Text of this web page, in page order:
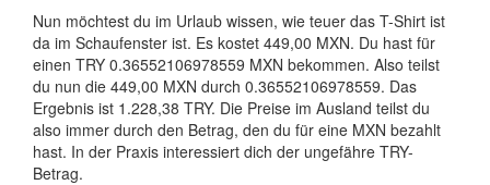
Nun möchtest du im Urlaub wissen, wie teuer das T-Shirt ist
da im Schaufenster ist. Es kostet 449,00 MXN. Du hast für
einen TRY 0.36552106978559 MXN bekommen. Also teilst
du nun die 449,00 MXN durch 0.36552106978559. Das
Ergebnis ist 1.228,38 TRY. Die Preise im Ausland teilst du
also immer durch den Betrag, den du für eine MXN bezahlt
hast. In der Praxis interessiert dich der ungefähre TRY-
Betrag.